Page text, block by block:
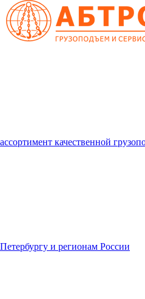
ассортимент качественной
Петербургу и регионам России